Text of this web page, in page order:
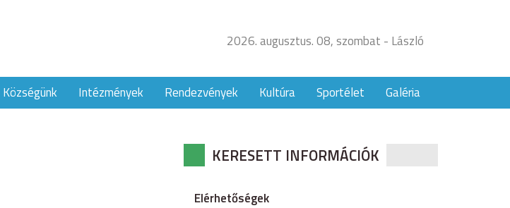
2026. augusztus. 08, szombat - László
Községünk Intézmények Rendezvények Kultúra Sportélet Galéria
KERESETT INFORMÁCIÓK
Elérhetőségek